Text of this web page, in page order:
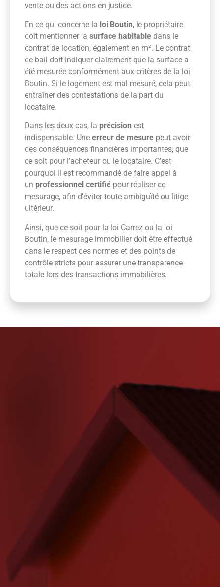
vente ou des actions en justice.
En ce qui concerne la loi Boutin, le propriétaire
doit mentionner la surface habitable dans le
contrat de location, également en m². Le contrat
de bail doit indiquer clairement que la surface a
été mesurée conformément aux critères de la loi
Boutin. Si le logement est mal mesuré, cela peut
entraîner des contestations de la part du
locataire.
Dans les deux cas, la précision est
indispensable. Une erreur de mesure peut avoir
des conséquences financières importantes, que
ce soit pour l’acheteur ou le locataire. C’est
pourquoi il est recommandé de faire appel à
un professionnel certifié pour réaliser ce
mesurage, afin d’éviter toute ambiguïté ou litige
ultérieur.
Ainsi, que ce soit pour la loi Carrez ou la loi
Boutin, le mesurage immobilier doit être effectué
dans le respect des normes et des points de
contrôle stricts pour assurer une transparence
totale lors des transactions immobilières.